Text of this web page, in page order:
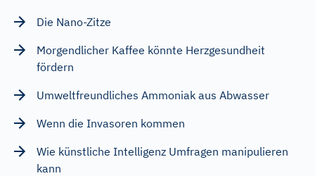
Die Nano-Zitze
Morgendlicher Kaffee könnte Herzgesundheit
fördern
Umweltfreundliches Ammoniak aus Abwasser
Wenn die Invasoren kommen
Wie künstliche Intelligenz Umfragen manipulieren
kann